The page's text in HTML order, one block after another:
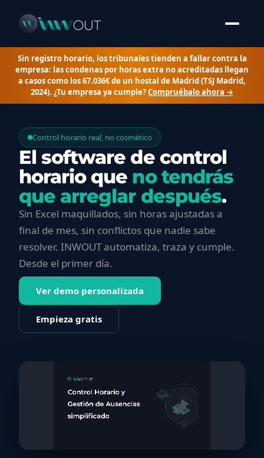
Sin registro horario, los tribunales tienden a fallar contra la
empresa: las condenas por horas extra no acreditadas llegan
a casos como los 67.036€ de un hostal de Madrid (TSJ Madrid,
2024). ¿Tu empresa ya cumple?Compruébalo ahora →
Control horario real, no cosmético
El software de control
horario que no tendrás
que arreglar después.
Sin Excel maquillados, sin horas ajustadas a
final de mes, sin conflictos que nadie sabe
resolver. INWOUT automatiza, traza y cumple.
Desde el primer día.
Ver demo personalizada
Empieza gratis